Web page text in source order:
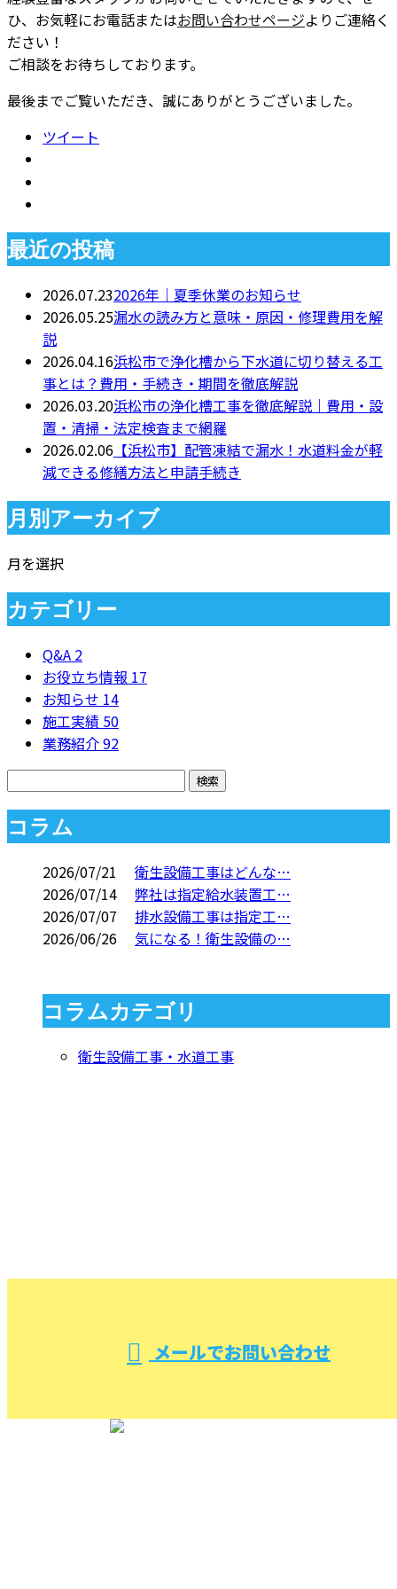
ひ、お気軽にお電話またはお問い合わせページよりご連絡く
ださい！
ご相談をお待ちしております。
最後までご覧いただき、誠にありがとうございました。
ツイート
最近の投稿
2026.07.232026年｜夏季休業のお知らせ
2026.05.25漏水の読み方と意味・原因・修理費用を解
説
2026.04.16浜松市で浄化槽から下水道に切り替える工
事とは？費用・手続き・期間を徹底解説
2026.03.20浜松市の浄化槽工事を徹底解説｜費用・設
置・清掃・法定検査まで網羅
2026.02.06 【浜松市】配管凍結で漏水！水道料金が軽
減できる修繕方法と申請手続き
月別アーカイブ
月を選択
カテゴリー
Q&A 2
お役立ち情報 17
お知らせ 14
施工実績 50
業務紹介92
コラム
2026/07/21
衛生設備工事はどんな…
2026/07/14
弊社は指定給水装置工…
2026/07/07
排水設備工事は指定工…
2026/06/26
気になる！衛生設備の…
コラムカテゴリ
衛生設備工事・水道工事
メールでお問い合わせ